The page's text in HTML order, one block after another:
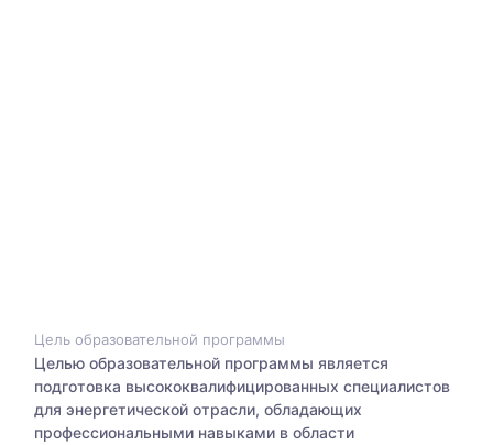
Цель образовательной программы
Целью образовательной программы является
подготовка высококвалифицированных специалистов
для энергетической отрасли, обладающих
профессиональными навыками в области